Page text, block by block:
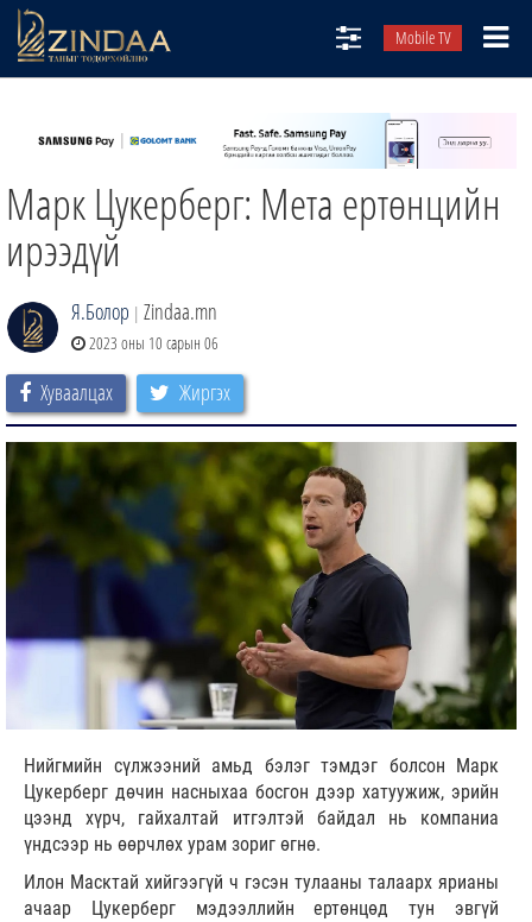
Mobile TV
ТВ8
ӨГЛӨӨНИЙ СОНИН
АУДИО ЗОХИОЛ
ЗИНДАА СЭТГҮҮЛ
Марк Цукерберг: Мета ертөнцийн
ирээдүй
Я.Болор | Zindaa.mn
2023 оны 10 сарын 06
Хуваалцах Жиргэх
Нийгмийн сүлжээний амьд бэлэг тэмдэг болсон Марк
Цукерберг дөчин насныхаа босгон дээр хатуужиж, эрийн
цээнд хүрч, гайхалтай итгэлтэй байдал нь компаниа
үндсээр нь өөрчлөх урам зориг өгнө.
Илон Масктай хийгээгүй ч гэсэн тулааны талаарх ярианы
ачаар Цукерберг мэдээллийн ертөнцөд тун эвгүй